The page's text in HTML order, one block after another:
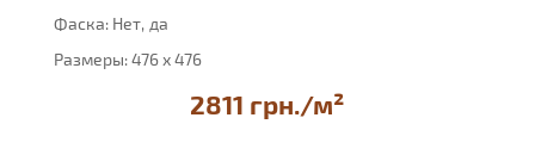
Фаска: Нет да
Размеры:476 х 476
2811 грн./м²